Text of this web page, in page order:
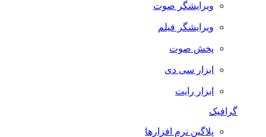
ویرایشگر صوت
ویرایشگر فیلم
پخش صوت
ابزار سی دی
ابزار رایت
گرافیک
پلاگین نرم افزارها